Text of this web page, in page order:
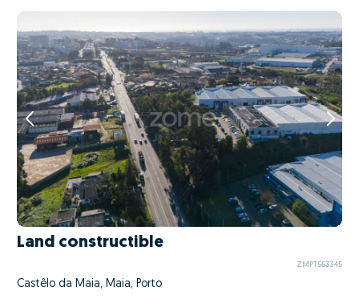
Land constructible
ZMPT563345
Castêlo da Maia, Maia, Porto